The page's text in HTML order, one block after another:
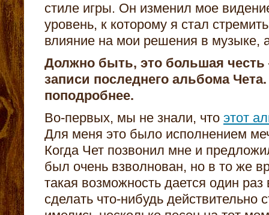
стиле игры. Он изменил мое
уровень, к которому я стал
влияние на мои решения в музыке,
Должно быть, это большая
записи последнего альбома
поподробнее.
Во-первых, мы не знали, что этот
Для меня это было исполнением
Когда Чет позвонил мне и
был очень взволнован, но в то же
такая возможность дается один
сделать что-нибудь